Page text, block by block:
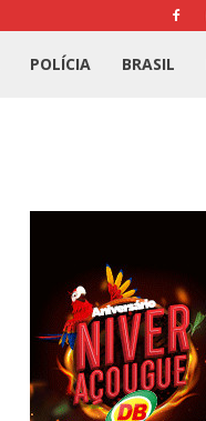
POLÍCIA BRASIL